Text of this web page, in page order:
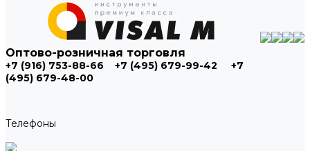
Оптово-розничная торговля
+7 (916) 753-88-66 +7 (495) 679-99-42
+7
(495) 679-48-00
Телефоны